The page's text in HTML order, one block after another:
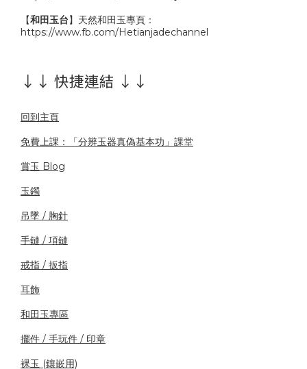
【和田玉台】天然和田玉專頁：
https://www.fb.com/Hetianjadechannel
↓↓ 快捷連結 ↓↓
回到主頁
免費上課：「分辨玉器真偽基本功」課堂
賞玉 Blog
玉鐲
吊墜 / 胸針
手鏈 / 項鏈
戒指 / 扳指
耳飾
和田玉專區
擺件 / 手玩件 / 印章
裸玉 (鑲嵌用)